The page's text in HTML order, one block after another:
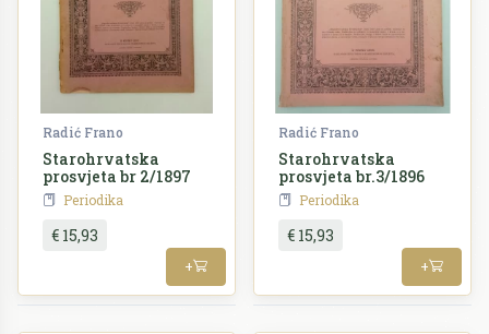
Radić Frano
Starohrvatska
prosvjeta br 2/1897
Periodika
€ 15,93
+
Radić Frano
Starohrvatska
prosvjeta br.3/1896
Periodika
€ 15,93
+